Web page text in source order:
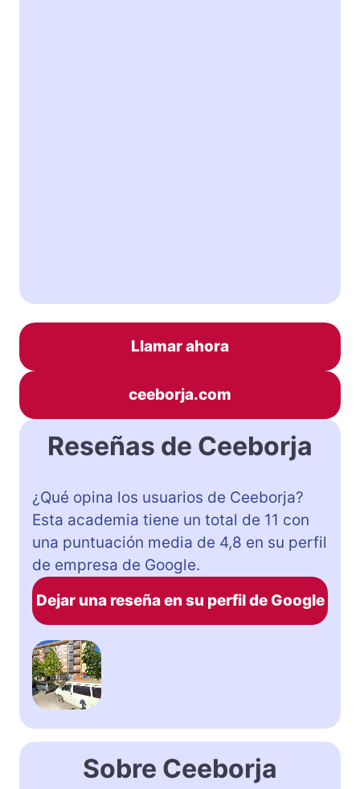
Llamar ahora
ceeborja.com
Reseñas de Ceeborja
¿Qué opina los usuarios de Ceeborja?
Esta academia tiene un total de 11 con
una puntuación media de 4,8 en su perfil
de empresa de Google.
Dejar una reseña en su perfil de Google
Sobre Ceeborja